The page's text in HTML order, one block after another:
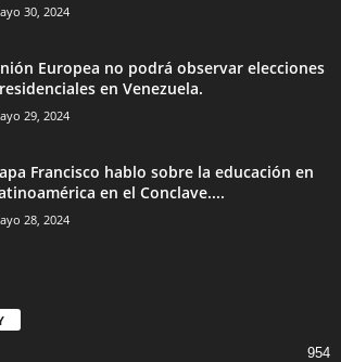
Papa Francisco hablo sobre la educación en
28, 2024